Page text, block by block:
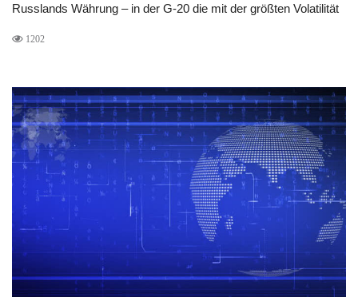
Russlands Währung – in der G-20 die mit der größten Volatilität
1202